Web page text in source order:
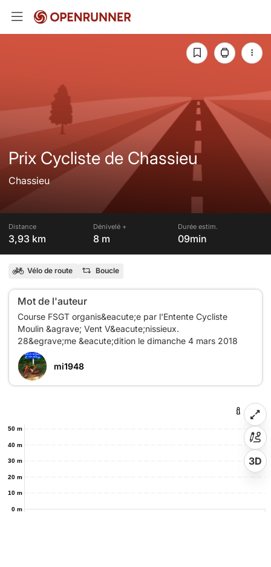
Prix Cycliste de Chassieu
Chassieu
Distance
3,93 km
Dénivelé +
8 m
Durée estim.
09min
Vélo de route Boucle
Mot de l'auteur
Course FSGT organis&eacute;e par l'Entente Cycliste
Moulin &agrave; Vent V&eacute;nissieux.
mi1948
0 m
10 m
20 m
30 m
40 m
50 m
3D